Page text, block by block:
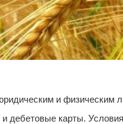
и физическим
дебетовые карты.